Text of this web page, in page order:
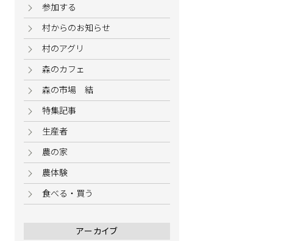
参加する
村からのお知らせ
村のアグリ
森のカフェ
森の市場 結
特集記事
生産者
農の家
農体験
食べる・買う
アーカイブ